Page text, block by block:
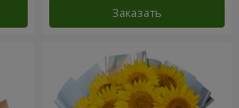
Заказать